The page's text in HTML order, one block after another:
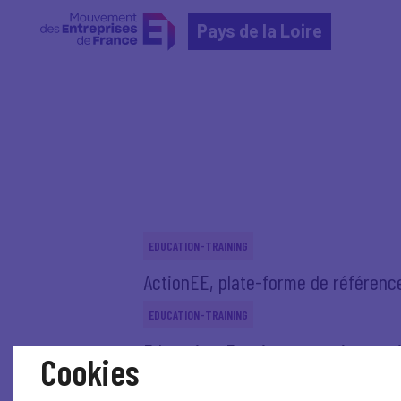
Pays de la Loire
EDUCATION-TRAINING
ActionEE, plate-forme de
EDUCATION-TRAINING
Education, Enseignement,
Cookies